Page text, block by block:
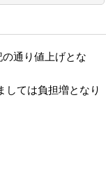
通り値上げとな
しては負担増となり